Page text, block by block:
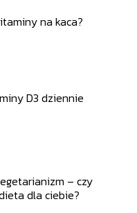
na kaca?
D3 dziennie
– czy
dla ciebie?